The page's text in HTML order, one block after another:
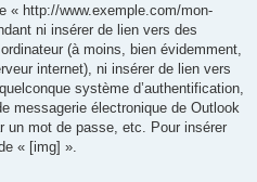
« http://www.exemple.com/mon-
ni insérer de lien vers des
(à moins, bien évidemment,
internet), ni insérer de lien vers
système d’authentification,
messagerie électronique de Outlook
un mot de passe, etc. Pour insérer
« [img] ».